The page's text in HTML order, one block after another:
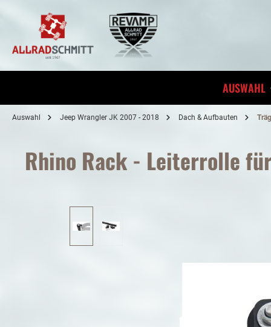
springen
AUSWAHL
Auswahl Jeep Wrangler JK 2007 - 2018 Dach & Aufbauten
Rhino Rack - Leiterrolle